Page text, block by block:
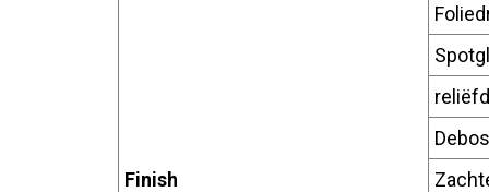
Finish